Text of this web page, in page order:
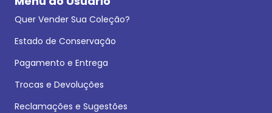
Quer Vender Sua Coleção?
Estado de Conservação
Pagamento e Entrega
Trocas e Devoluções
Reclamações e Sugestões